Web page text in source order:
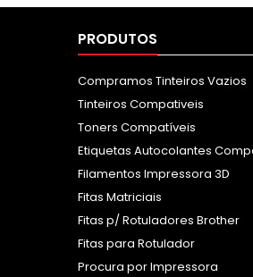
PRODUTOS
Compramos Tinteiros Vazios
Tinteiros Compativeis
Toners Compatíveis
Etiquetas Autocolantes
Filamentos Impressora 3D
Fitas Matriciais
Fitas p/ Rotuladores Brother
Fitas para Rotulador
Procura por Impressora